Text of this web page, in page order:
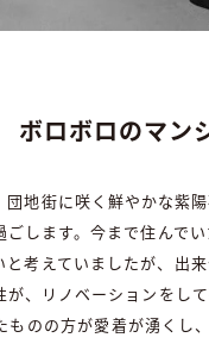
ボロボロのマン
地街に咲く鮮やかな紫
します。今まで住んで
考えていましたが、出
、リノベーションをし
のの方が愛着が湧くし